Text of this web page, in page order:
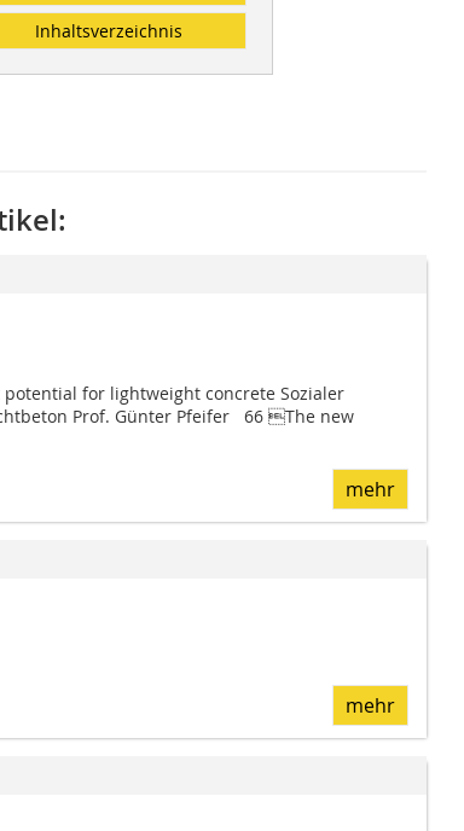
Inhaltsverzeichnis
for lightweight concrete Sozialer
Prof. Günter Pfeifer 66 The new
mehr
mehr